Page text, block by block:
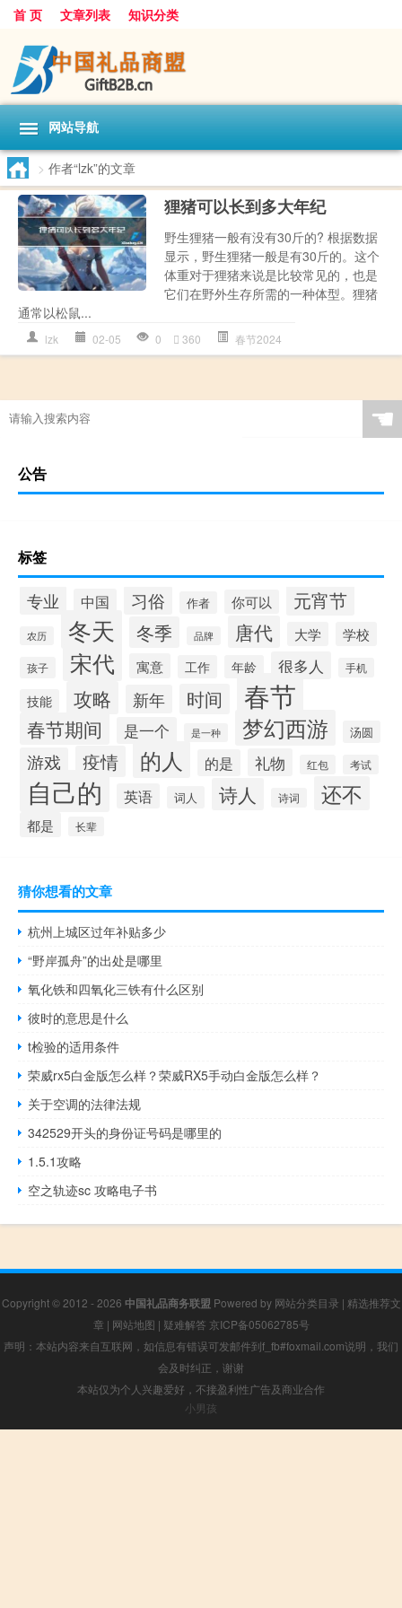
首 页 文章列表 知识分类
网站导航
> 作者“lzk”的文章
狸猪可以长到多大年纪
野生狸猪一般有没有30斤的? 根据数据
显示，野生狸猪一般是有30斤的。这个
体重对于狸猪来说是比较常见的，也是
它们在野外生存所需的一种体型。狸猪
通常以松鼠...
lzk 02-05 0 360 春节2024
☚
公告
标签
专业 中国 习俗 作者 你可以 元宵节
农历 冬天 冬季 品牌 唐代 大学 学校
孩子 宋代 寓意 工作 年龄 很多人 手机
技能 攻略 新年 时间 春节
春节期间 是一个 是一种 梦幻西游 汤圆
游戏 疫情 的人 的是 礼物 红包 考试
自己的 英语 词人 诗人 诗词 还不
都是 长辈
猜你想看的文章
杭州上城区过年补贴多少
“野岸孤舟”的出处是哪里
氧化铁和四氧化三铁有什么区别
彼时的意思是什么
t检验的适用条件
荣威rx5白金版怎么样？荣威RX5手动白金版怎么样？
关于空调的法律法规
342529开头的身份证号码是哪里的
1.5.1攻略
空之轨迹sc 攻略电子书
Copyright © 2012 - 2026 中国礼品商务联盟 Powered by 网站分类目录 | 精选推荐文
章 | 网站地图 | 疑难解答 京ICP备05062785号
声明：本站内容来自互联网，如信息有错误可发邮件到f_fb#foxmail.com说明，我们
会及时纠正，谢谢
本站仅为个人兴趣爱好，不接盈利性广告及商业合作
小男孩